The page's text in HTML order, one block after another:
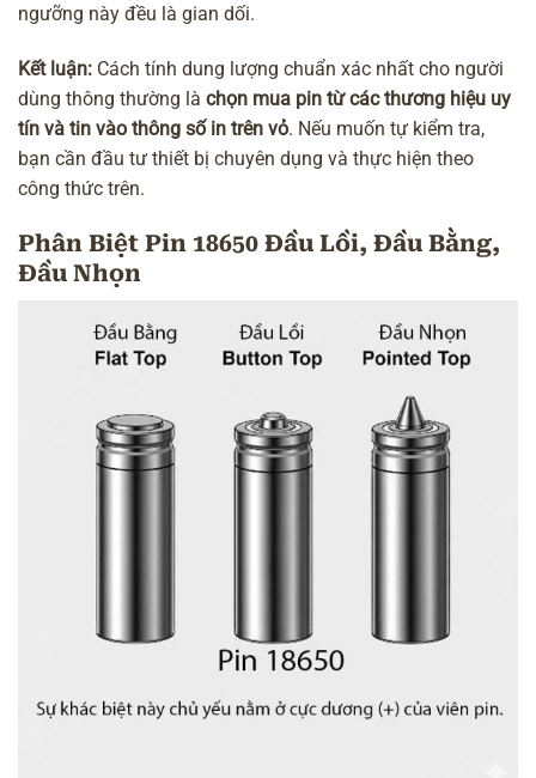
ngưỡng này đều là gian dối.
Kết luận: Cách tính dung lượng chuẩn xác nhất cho người
dùng thông thường là chọn mua pin từ các thương hiệu uy
tín và tin vào thông số in trên vỏ. Nếu muốn tự kiểm tra,
bạn cần đầu tư thiết bị chuyên dụng và thực hiện theo
công thức trên.
Phân Biệt Pin 18650 Đầu Lồi, Đầu Bằng,
Đầu Nhọn